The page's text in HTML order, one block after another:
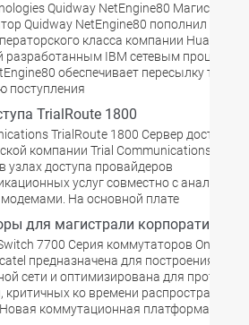
Quidway NetEngine80
Quidway NetEngine80 пополнил
класса компании Huawei
IBM сетевым
обеспечивает пересылку
поступления
TrialRoute 1800
TrialRoute 1800 Cервер доступа
компании Trial Communications
узлах доступа провайдеров
услуг совместно с
На основной плате
для магистрали корпоративной
7700 Cерия коммутаторов
предназначена для построения ядра
сети и оптимизирована для
критичных ко времени распространения
коммутационная платформа